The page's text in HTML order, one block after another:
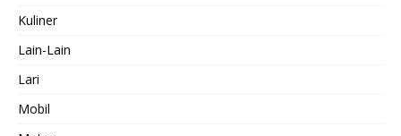
Kuliner
Lain-Lain
Lari
Mobil